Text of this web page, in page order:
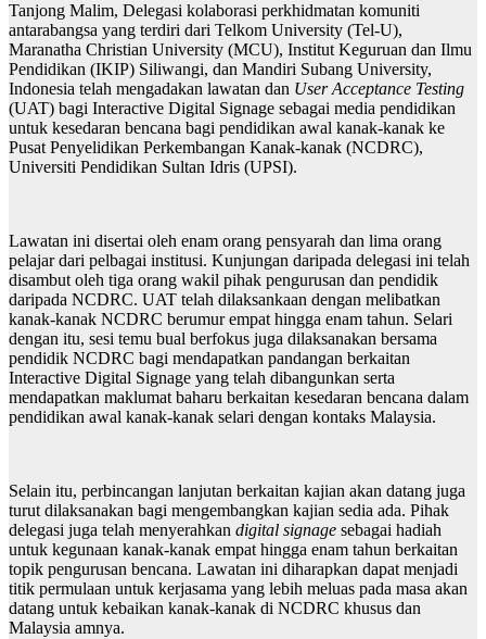
Tanjong Malim, Delegasi kolaborasi perkhidmatan komuniti
antarabangsa yang terdiri dari Telkom University (Tel-U),
Maranatha Christian University (MCU), Institut Keguruan dan Ilmu
Pendidikan (IKIP) Siliwangi, dan Mandiri Subang University,
Indonesia telah mengadakan lawatan dan User Acceptance Testing
(UAT) bagi Interactive Digital Signage sebagai media pendidikan
untuk kesedaran bencana bagi pendidikan awal kanak-kanak ke
Pusat Penyelidikan Perkembangan Kanak-kanak (NCDRC),
Universiti Pendidikan Sultan Idris (UPSI).
Lawatan ini disertai oleh enam orang pensyarah dan lima orang
pelajar dari pelbagai institusi. Kunjungan daripada delegasi ini telah
disambut oleh tiga orang wakil pihak pengurusan dan pendidik
daripada NCDRC. UAT telah dilaksankaan dengan melibatkan
kanak-kanak NCDRC berumur empat hingga enam tahun. Selari
dengan itu, sesi temu bual berfokus juga dilaksanakan bersama
pendidik NCDRC bagi mendapatkan pandangan berkaitan
Interactive Digital Signage yang telah dibangunkan serta
mendapatkan maklumat baharu berkaitan kesedaran bencana dalam
pendidikan awal kanak-kanak selari dengan kontaks Malaysia.
Selain itu, perbincangan lanjutan berkaitan kajian akan datang juga
turut dilaksanakan bagi mengembangkan kajian sedia ada. Pihak
delegasi juga telah menyerahkan digital signage sebagai hadiah
untuk kegunaan kanak-kanak empat hingga enam tahun berkaitan
topik pengurusan bencana. Lawatan ini diharapkan dapat menjadi
titik permulaan untuk kerjasama yang lebih meluas pada masa akan
datang untuk kebaikan kanak-kanak di NCDRC khusus dan
Malaysia amnya.